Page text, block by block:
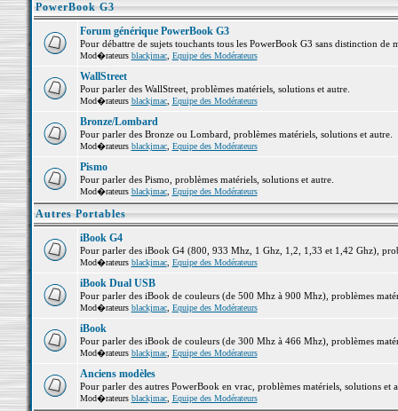
PowerBook G3
Forum générique PowerBook G3
Pour débattre de sujets touchants tous les PowerBook G3 sans distinction de
Mod�rateurs blackjmac, Equipe des Modérateurs
WallStreet
Pour parler des WallStreet, problèmes matériels, solutions et autre.
Mod�rateurs blackjmac, Equipe des Modérateurs
Bronze/Lombard
Pour parler des Bronze ou Lombard, problèmes matériels, solutions et autre.
Mod�rateurs blackjmac, Equipe des Modérateurs
Pismo
Pour parler des Pismo, problèmes matériels, solutions et autre.
Mod�rateurs blackjmac, Equipe des Modérateurs
Autres Portables
iBook G4
Pour parler des iBook G4 (800, 933 Mhz, 1 Ghz, 1,2, 1,33 et 1,42 Ghz),
Mod�rateurs blackjmac, Equipe des Modérateurs
iBook Dual USB
Pour parler des iBook de couleurs (de 500 Mhz à 900 Mhz), problèmes
Mod�rateurs blackjmac, Equipe des Modérateurs
iBook
Pour parler des iBook de couleurs (de 300 Mhz à 466 Mhz), problèmes
Mod�rateurs blackjmac, Equipe des Modérateurs
Anciens modèles
Pour parler des autres PowerBook en vrac, problèmes matériels, solutions et
Mod�rateurs blackjmac, Equipe des Modérateurs